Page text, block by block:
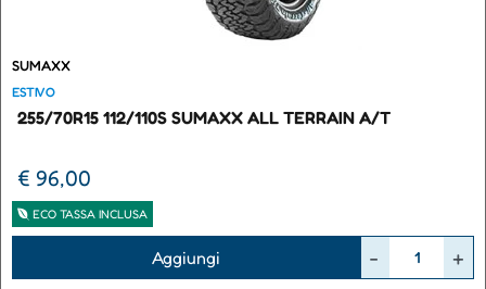
SUMAXX
ESTIVO
255/70R15 112/110S SUMAXX ALL TERRAIN A/T
€ 96,00
ECO TASSA INCLUSA
Aggiungi